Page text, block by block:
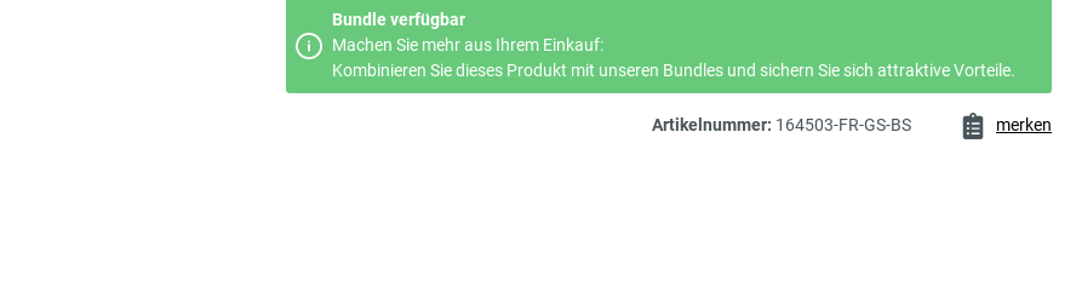
Bundle verfügbar
Machen Sie mehr aus Ihrem Einkauf:
Kombinieren Sie dieses Produkt mit unseren Bundles und sichern Sie sich attraktive Vorteile.
Artikelnummer: 164503-FR-GS-BS merken